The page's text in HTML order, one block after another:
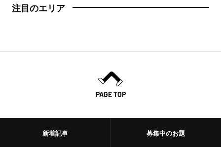
注目のエリア
PAGE TOP
新着記事 募集中のお題